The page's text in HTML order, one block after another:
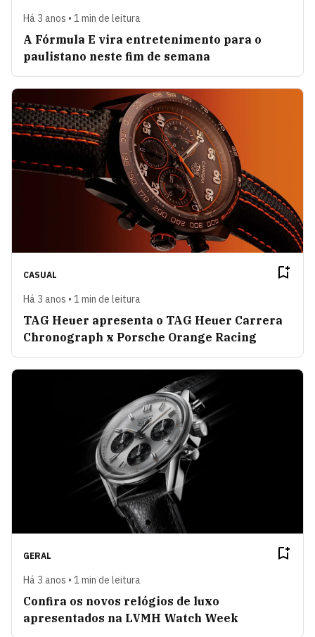
Há 3 anos • 1 min de leitura
A Fórmula E vira entretenimento para o
paulistano neste fim de semana
CASUAL
Há 3 anos • 1 min de leitura
TAG Heuer apresenta o TAG Heuer Carrera
Chronograph x Porsche Orange Racing
GERAL
Há 3 anos • 1 min de leitura
Confira os novos relógios de luxo
apresentados na LVMH Watch Week